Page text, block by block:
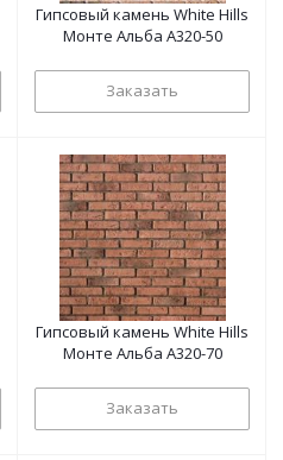
Гипсовый камень White Hills
Монте Альба А320-50
Заказать
Гипсовый камень White Hills
Монте Альба А320-70
Заказать